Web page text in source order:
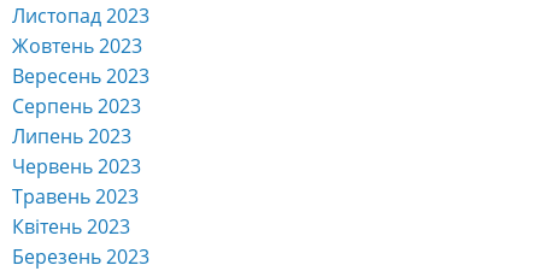
Листопад 2023
Жовтень 2023
Вересень 2023
Серпень 2023
Липень 2023
Червень 2023
Травень 2023
Квітень 2023
Березень 2023